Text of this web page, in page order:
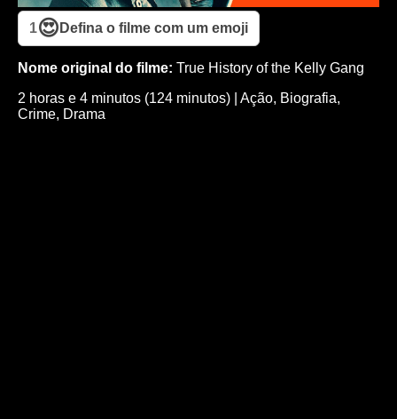
1😍 Defina o filme com um emoji
Nome original do filme: True History of the Kelly Gang
2 horas e 4 minutos (124 minutos)
Ação, Biografia,
Crime, Drama